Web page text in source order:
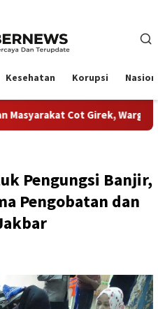
Kesehatan Korupsi
Warga Sampaikan Apresiasi
Pengungsi Banjir,
Pengobatan dan